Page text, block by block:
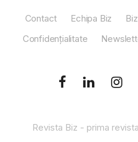
Contact Echipa Biz
Confidențialitate
Revista Biz - prima